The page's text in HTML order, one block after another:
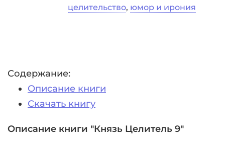
целительство, юмор и ирония
Содержание:
Описание книги
Скачать книгу
Описание книги "Князь Целитель 9"